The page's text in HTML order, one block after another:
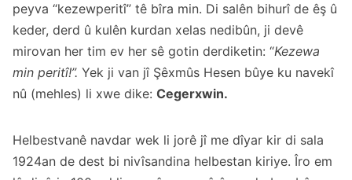
peyva “kezewperitî” tê bîra min. Di salên bihurî de êş û
keder, derd û kulên kurdan xelas nedibûn, ji devê
mirovan her tim ev her sê gotin derdiketin: “Kezewa
min peritî!”. Yek ji van jî Şêxmûs Hesen bûye ku navekî
nû (mehles) li xwe dike: Cegerxwin.
Helbestvanê navdar wek li jorê jî me dîyar kir di sala
1924an de dest bi nivîsandina helbestan kiriye. Îro em